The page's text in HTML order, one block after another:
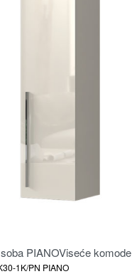
PIANOViseće komode
1K/PN PIANO